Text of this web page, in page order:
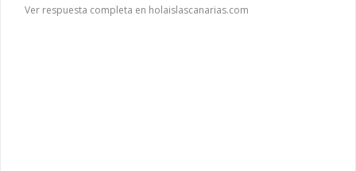
Ver respuesta completa en holaislascanarias.com